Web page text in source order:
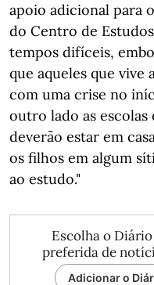
apoio adicional para
do Centro de
tempos difíceis,
que aqueles que vive
com uma crise no
outro lado as escolas
deverão estar em
os filhos em algum
ao estudo."
Escolha o
preferida de
Adicionar o